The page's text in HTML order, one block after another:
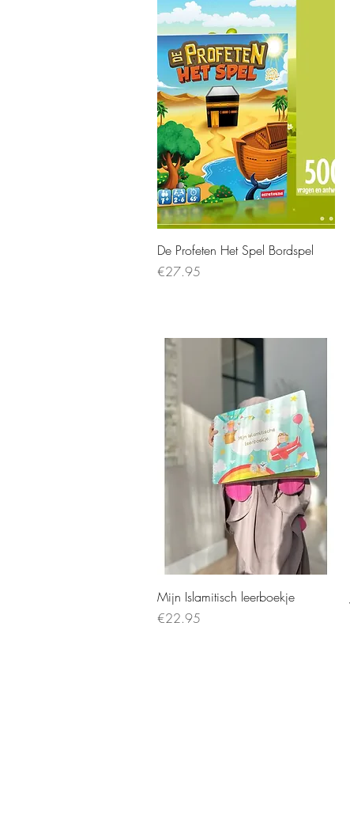
De Profeten Het Spel Bordspel
Price
€27.95
Mijn Islamitisch leerboekje
Price
€22.95